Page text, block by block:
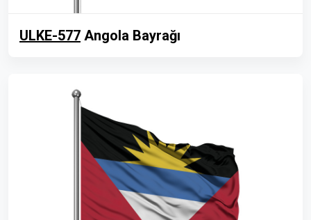
ULKE-577 Angola Bayrağı